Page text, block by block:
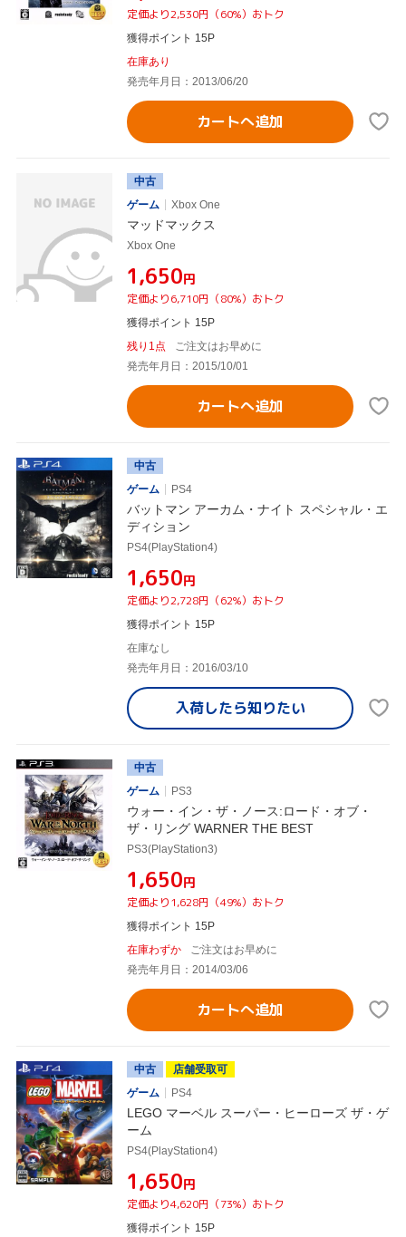
定価より2,530円（60%）おトク
獲得ポイント 15P
在庫あり
発売年月日：2013/06/20
カートへ追加
中古
ゲーム
Xbox One
マッドマックス
Xbox One
¥1,650円
定価より6,710円（80%）おトク
獲得ポイント 15P
残り1点
ご注文はお早めに
発売年月日：2015/10/01
カートへ追加
中古
ゲーム
PS4
バットマン アーカム・ナイト スペシャル・エ
ディション
PS4(PlayStation4)
¥1,650円
定価より2,728円（62%）おトク
獲得ポイント 15P
在庫なし
発売年月日：2016/03/10
入荷したら知りたい
中古
ゲーム
PS3
ウォー・イン・ザ・ノース:ロード・オブ・
ザ・リング WARNER THE BEST
PS3(PlayStation3)
¥1,650円
定価より1,628円（49%）おトク
獲得ポイント 15P
在庫わずか
ご注文はお早めに
発売年月日：2014/03/06
カートへ追加
中古
店舗受取可
ゲーム
PS4
LEGO マーベル スーパー・ヒーローズ ザ・ゲ
ーム
PS4(PlayStation4)
¥1,650円
定価より4,620円（73%）おトク
獲得ポイント 15P